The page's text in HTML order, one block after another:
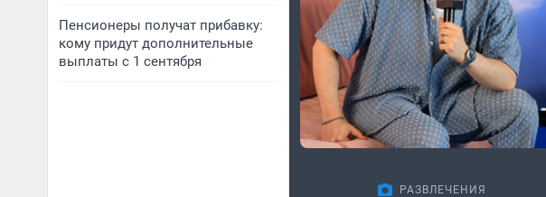
Пенсионеры получат прибавку:
кому придут дополнительные
выплаты с 1 сентября
РАЗВЛЕЧЕНИЯ